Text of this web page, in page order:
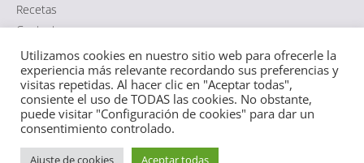
Recetas
Contacto
Comida típica de España|Aviso Legal·Política de Cookies·
Política de Privacidad RGPD|Sitemap HTML·Sitemap XML
Utilizamos cookies en nuestro sitio web para ofrecerle la
experiencia más relevante recordando sus preferencias y
visitas repetidas. Al hacer clic en "Aceptar todas",
consiente el uso de TODAS las cookies. No obstante,
puede visitar "Configuración de cookies" para dar un
consentimiento controlado.
Ajuste de cookies Aceptar todas
Español